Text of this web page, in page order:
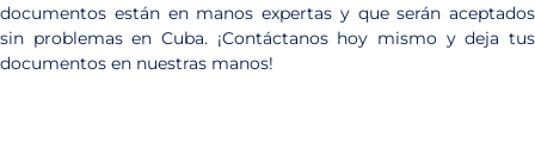
documentos están en manos expertas y que serán aceptados
sin problemas en Cuba. ¡Contáctanos hoy mismo y deja tus
documentos en nuestras manos!